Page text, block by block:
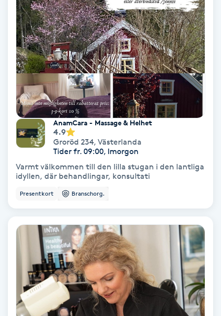
Skinbooster
Sklerosering
Skoinlägg
Skägg
Skäggfärgning
Skäggklippning
Skäggtrimmning
Skönhet
Sockring
AnamCara - Massage & Helhet
4.9
Groröd 234, Västerlanda
Tider fr. 09:00, Imorgon
Varmt välkommen till den lilla stugan i den lantliga
idyllen, där behandlingar, konsultati
Presentkort Branschorg.